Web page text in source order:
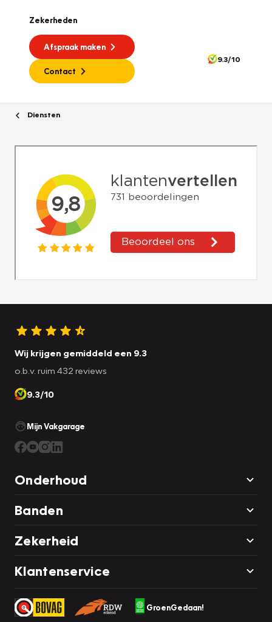
Zekerheden
Afspraak maken
Contact
9.3/10
Diensten
Wij krijgen gemiddeld een 9.3
o.b.v. ruim 432 reviews
9.3/10
Mijn Vakgarage
Onderhoud
Banden
Zekerheid
Klantenservice
GroenGedaan!